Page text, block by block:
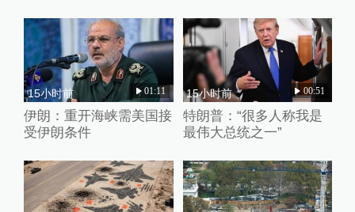
15小时前 01:11
伊朗：重开海峡需美国接
受伊朗条件
15小时前 00:51
特朗普：“很多人称我是
最伟大总统之一”